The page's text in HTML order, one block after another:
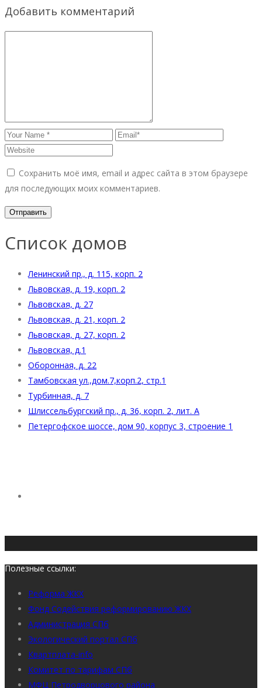
Добавить комментарий
Сохранить моё имя, email и адрес сайта в этом браузере
для последующих моих комментариев.
Список домов
Ленинский пр., д. 115, корп. 2
Львовская, д. 19, корп. 2
Львовская, д. 27
Львовская, д. 21, корп. 2
Львовская, д. 27, корп. 2
Львовская, д.1
Оборонная, д. 22
Тамбовская ул.,дом.7,корп.2, стр.1
Турбинная, д. 7
Шлиссельбургский пр., д. 36, корп. 2, лит. А
Петергофское шоссе, дом 90, корпус 3, строение 1
Полезные ссылки:
Реформа ЖКХ
Фонд Содействия реформированию ЖКХ
Администрация СПб
Экологический портал СПб
Квартплата-info
Комитет по тарифам СПб
МФЦ Петродворцового района